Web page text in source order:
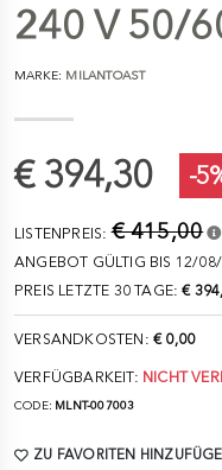
240 V 50/
MARKE: MILANTOAST
€ 394,30 -
LISTENPREIS:€ 415,00
ANGEBOT GÜLTIG BIS 12/
PREIS LETZTE 30 TAGE:€
VERSANDKOSTEN: € 0,00
VERFÜGBARKEIT: NICHT
CODE: MLNT-007003
ZU FAVORITEN